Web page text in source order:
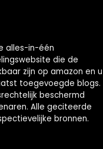
alles-in-één
die de
zijn op amazon en u
toegevoegde blogs.
beschermd
Alle geciteerde
bronnen.